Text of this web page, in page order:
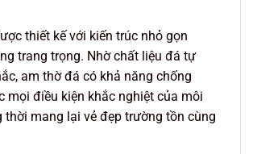
thiết kế với kiến trúc nhỏ gọn
trang trọng. Nhờ chất liệu đá tự
am thờ đá có khả năng chống
mọi điều kiện khắc nghiệt của môi
thời mang lại vẻ đẹp trường tồn cùng